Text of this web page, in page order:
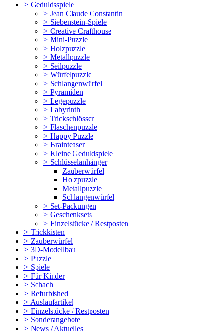
> Geduldsspiele
> Jean Claude Constantin
> Siebenstein-Spiele
> Creative Crafthouse
> Mini-Puzzle
> Holzpuzzle
> Metallpuzzle
> Seilpuzzle
> Würfelpuzzle
> Schlangenwürfel
> Pyramiden
> Legepuzzle
> Labyrinth
> Trickschlösser
> Flaschenpuzzle
> Happy Puzzle
> Brainteaser
> Kleine Geduldspiele
> Schlüsselanhänger
Zauberwürfel
Holzpuzzle
Metallpuzzle
Schlangenwürfel
> Set-Packungen
> Geschenksets
> Einzelstücke / Restposten
> Trickkisten
> Zauberwürfel
> 3D-Modellbau
> Puzzle
> Spiele
> Für Kinder
> Schach
> Refurbished
> Auslaufartikel
> Einzelstücke / Restposten
> Sonderangebote
> News / Aktuelles